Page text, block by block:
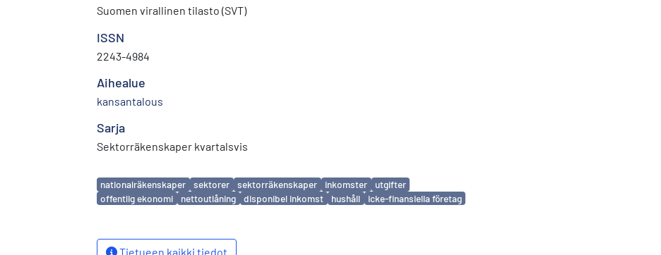
Suomen virallinen tilasto (SVT)
ISSN
2243-4984
Aihealue
kansantalous
Sarja
Sektorräkenskaper kvartalsvis
Avainsanat
nationalräkenskaper sektorer sektorräkenskaper inkomster
utgifter
offentlig ekonomi
nettoutlåning disponibel inkomst hushåll icke-finansiella företag
Tietueen kaikki tiedot